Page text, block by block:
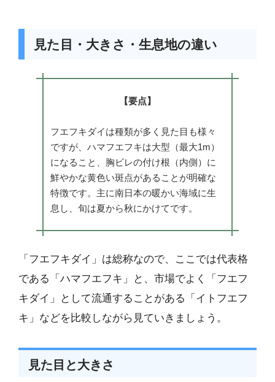
見た目・大きさ・生息地の違い
【要点】
フエフキダイは種類が多く見た目も様々
ですが、ハマフエフキは大型（最大1m）
になること、胸ビレの付け根（内側）に
鮮やかな黄色い斑点があることが明確な
特徴です。主に南日本の暖かい海域に生
息し、旬は夏から秋にかけてです。
「フエフキダイ」は総称なので、ここでは代表格
である「ハマフエフキ」と、市場でよく「フエフ
キダイ」として流通することがある「イトフエフ
キ」などを比較しながら見ていきましょう。
見た目と大きさ